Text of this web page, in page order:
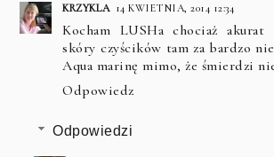
KRZYKLA 14 KWIETNIA, 2014 12:34
Kocham LUSHa chociaż
skóry czyścików tam za bardzo nie
Aqua marinę mimo, że śmierdzi
Odpowiedz
Odpowiedzi